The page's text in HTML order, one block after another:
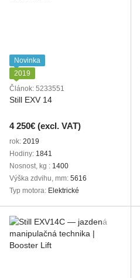
Novinka
2019
Článok: 5233551
Still EXV 14
4 250€ (excl. VAT)
rok 2019
Hodiny 1841
Nosnost, kg
1400
Výška zdvihu, mm 5616
Typ motora Elektrické